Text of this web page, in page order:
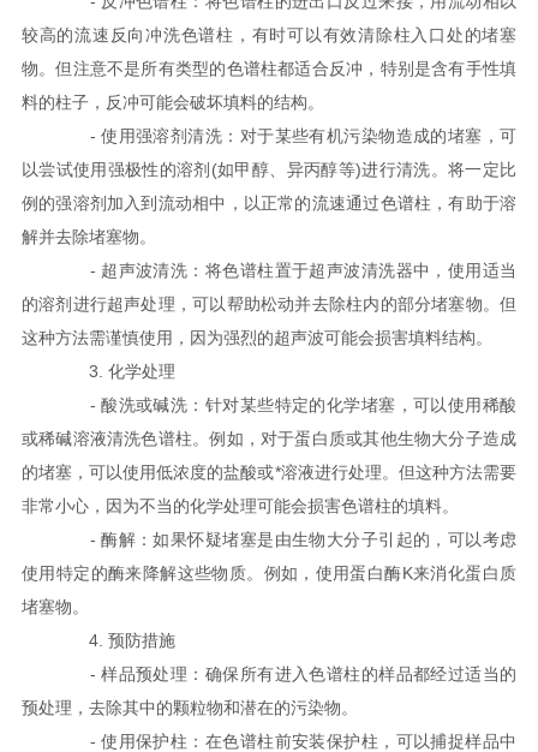
较高的流速反向冲洗色谱柱，有时可以有效清除柱入口处的堵塞
物。但注意不是所有类型的色谱柱都适合反冲，特别是含有手性填
料的柱子，反冲可能会破坏填料的结构。
- 使用强溶剂清洗：对于某些有机污染物造成的堵塞，可
以尝试使用强极性的溶剂(如甲醇、异丙醇等)进行清洗。将一定比
例的强溶剂加入到流动相中，以正常的流速通过色谱柱，有助于溶
解并去除堵塞物。
- 超声波清洗：将色谱柱置于超声波清洗器中，使用适当
的溶剂进行超声处理，可以帮助松动并去除柱内的部分堵塞物。但
这种方法需谨慎使用，因为强烈的超声波可能会损害填料结构。
3. 化学处理
- 酸洗或碱洗：针对某些特定的化学堵塞，可以使用稀酸
或稀碱溶液清洗色谱柱。例如，对于蛋白质或其他生物大分子造成
的堵塞，可以使用低浓度的盐酸或*溶液进行处理。但这种方法需要
非常小心，因为不当的化学处理可能会损害色谱柱的填料。
- 酶解：如果怀疑堵塞是由生物大分子引起的，可以考虑
使用特定的酶来降解这些物质。例如，使用蛋白酶K来消化蛋白质
堵塞物。
4. 预防措施
- 样品预处理：确保所有进入色谱柱的样品都经过适当的
预处理，去除其中的颗粒物和潜在的污染物。
- 使用保护柱：在色谱柱前安装保护柱，可以捕捉样品中